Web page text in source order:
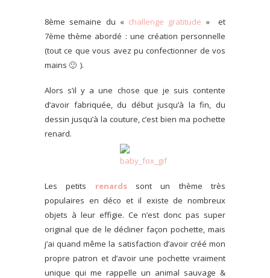
8ème semaine du « challenge gratitude » et
7ème thème abordé : une création personnelle
(tout ce que vous avez pu confectionner de vos
mains 🙂 ).
Alors s’il y a une chose que je suis contente
d’avoir fabriquée, du début jusqu’à la fin, du
dessin jusqu’à la couture, c’est bien ma pochette
renard.
Les petits renards
sont un thème très
populaires en déco et il existe de nombreux
objets à leur effigie. Ce n’est donc pas super
original que de le décliner façon pochette, mais
j’ai quand même la satisfaction d’avoir créé mon
propre patron et d’avoir une pochette vraiment
unique qui me rappelle un animal sauvage &